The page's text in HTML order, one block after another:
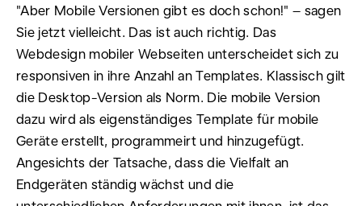
"Aber Mobile Versionen gibt es doch schon!" – sagen
Sie jetzt vielleicht. Das ist auch richtig. Das
Webdesign mobiler Webseiten unterscheidet sich zu
responsiven in ihre Anzahl an Templates. Klassisch gilt
die Desktop-Version als Norm. Die mobile Version
dazu wird als eigenständiges Template für mobile
Geräte erstellt, programmeirt und hinzugefügt.
Angesichts der Tatsache, dass die Vielfalt an
Endgeräten ständig wächst und die